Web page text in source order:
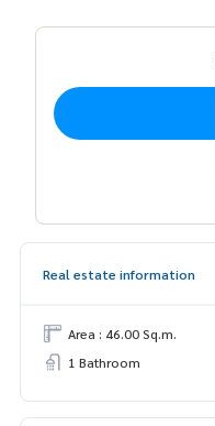
Real estate information
Area : 46.00 Sq.m.
1 Bathroom